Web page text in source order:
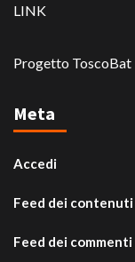
LINK
Progetto ToscoBat
Meta
Accedi
Feed dei contenuti
Feed dei commenti